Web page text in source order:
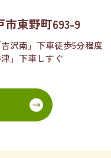
市東野町693-9
沢南」下車徒歩5分程度
」下車しすぐ